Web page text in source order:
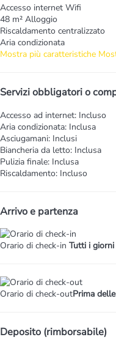
Accesso internet Wifi
48 m² Alloggio
Riscaldamento centralizzato
Aria condizionata
Mostra più caratteristiche
Servizi obbligatori o
Accesso ad internet: Incluso
Aria condizionata: Inclusa
Asciugamani: Inclusi
Biancheria da letto: Inclusa
Pulizia finale: Inclusa
Riscaldamento: Incluso
Arrivo e partenza
Orario di check-in Tutti i
Orario di check-outPrima
Deposito (rimborsabile)